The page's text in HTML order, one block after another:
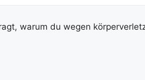
warum du wegen